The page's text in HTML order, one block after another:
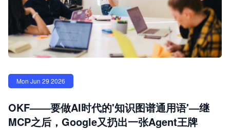
Mon Jun 29 2026
OKF——要做AI时代的'知识图谱通用语'—继
MCP之后，Google又扔出一张Agent王牌